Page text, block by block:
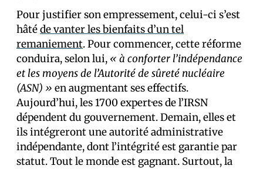
Pour justifier son empressement, celui-ci s’est
hâtéde vanter les bienfaits d’un tel
remaniement. Pour commencer, cette réforme
conduira, selon lui, « à conforter l’indépendance
et les moyens de l’Autorité de sûreté nucléaire
(ASN) » en augmentant ses effectifs.
Aujourd’hui, les 1700 expert·es de l’IRSN
dépendent du gouvernement. Demain, elles et
ils intégreront une autorité administrative
indépendante, dont l’intégrité est garantie par
statut. Tout le monde est gagnant. Surtout, la